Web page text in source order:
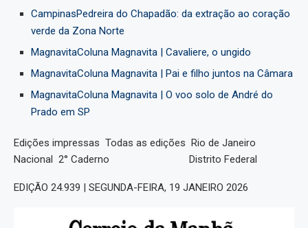
CampinasPedreira do Chapadão: da extração ao coração
verde da Zona Norte
MagnavitaColuna Magnavita | Cavaliere, o ungido
MagnavitaColuna Magnavita | Pai e filho juntos na Câmara
MagnavitaColuna Magnavita | O voo solo de André do
Prado em SP
Edições impressas Todas as edições Rio de Janeiro
Nacional 2° Caderno Distrito Federal
EDIÇÃO 24.939 | SEGUNDA-FEIRA, 19 JANEIRO 2026